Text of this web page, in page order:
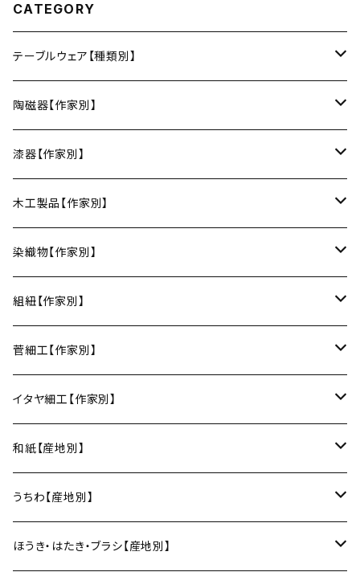
CATEGORY
テーブルウェア【種類別】
お皿
豆皿
丸皿
小鉢・中鉢・大鉢
小鉢
中鉢
ご飯茶碗
お椀・ボウル
お椀
丼
湯呑・カップ
マグカップ
フリーカップ
酒器
ぐい呑み・盃
徳利
蓋物・キャニスター
そば猪口
箸・カトラリー
箸
土鍋
陶磁器【作家別】
小春花窯（瀬戸焼／愛知）
HORITSUKE（瀬戸焼／愛知）
馬の目皿
AND C（瀬戸焼／愛知）
Trace Face（瀬戸焼／愛知）
m.m.d.（瀬戸焼／愛知）
LUC DE BOECK（京都）
小山研一（京都）
中村譲司（京都）
俊彦窯（丹波焼／兵庫）
漆器【作家別】
中田漆木（香川）
庵治漆 -AJIURUSHI
讃岐石地塗
erakko（京都）
suosikki（京都）
うるしおいしおはし
木工製品【作家別】
りょうび庵（曲げわっぱ／秋田）
erakko（木と漆／京都）
甲斐のぶお工房（竹のカトラリー／大分）
染織物【作家別】
藤本つむぎ工房（上田紬／長野）
巾着袋
ブックカバー
清原遥（テキスタイル／滋賀）
KOMOREBI
朝焼け
藍染屋ほうね（藍染／静岡）
京都のれん（風呂敷／京都）
小風呂敷（約50cm角）
2巾風呂敷（約70cm角）
Sugee textile（国産手ぬぐい）
向井詩織（ブロックプリント／インド）
組紐【作家別】
昇苑くみひも（京都）
リング
ブレスレット
菅細工【作家別】
深江菅細工（大阪）
イタヤ細工【作家別】
角館イタヤ工芸（秋田）
民芸イタヤ工房（秋田）
和紙【産地別】
出雲民藝紙（島根）
多羅富來和紙（愛媛）
うちわ【産地別】
房州うちわ（千葉）
ほうき・はたき・ブラシ【産地別】